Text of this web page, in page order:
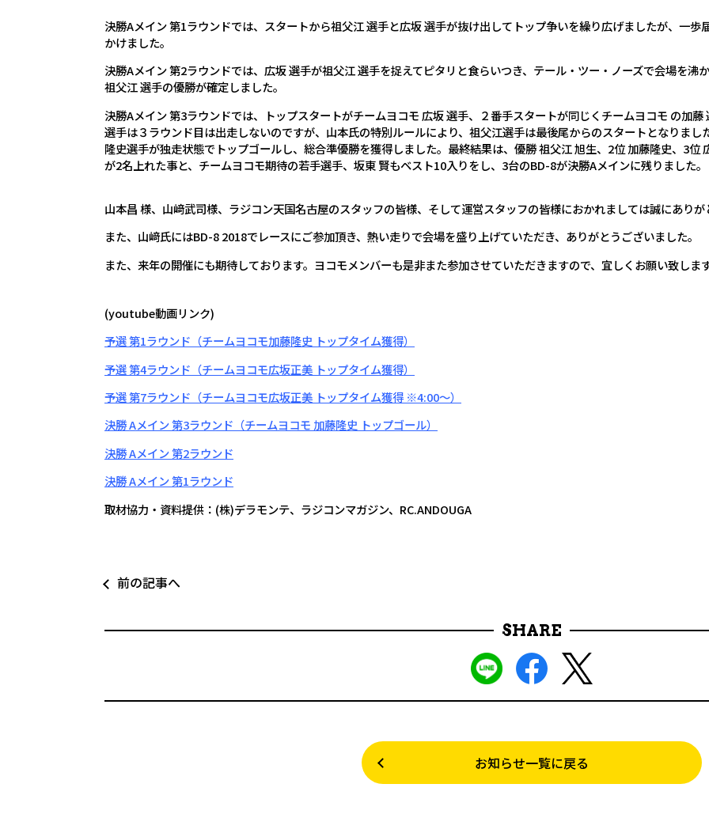
決勝Aメイン 第1ラウンドでは、スタートから祖父江 選手と広坂 選手が抜け出してトップ争いを繰り広げましたが、一
かけました。
決勝Aメイン 第2ラウンドでは、広坂 選手が祖父江 選手を捉えてピタリと食らいつき、テール・ツー・ノーズで会場を沸
祖父江 選手の優勝が確定しました。
決勝Aメイン 第3ラウンドでは、トップスタートがチームヨコモ 広坂 選手、２番手スタートが同じくチームヨコモ の加
選手は３ラウンド目は出走しないのですが、山本氏の特別ルールにより、祖父江選手は最後尾からのスタートとなりま
隆史選手が独走状態でトップゴールし、総合準優勝を獲得しました。最終結果は、優勝 祖父江 旭生、2位 加藤隆史、3位
が2名上れた事と、チームヨコモ期待の若手選手、坂東 賢もベスト10入りをし、3台のBD-8が決勝Aメインに残りました。
山本昌 様、山﨑武司様、ラジコン天国名古屋のスタッフの皆様、そして運営スタッフの皆様におかれましては誠にありが
また、山﨑氏にはBD-8 2018でレースにご参加頂き、熱い走りで会場を盛り上げていただき、ありがとうございました。
また、来年の開催にも期待しております。ヨコモメンバーも是非また参加させていただきますので、宜しくお願い致します
(youtube動画リンク)
予選 第1ラウンド（チームヨコモ加藤隆史 トップタイム獲得）
予選 第4ラウンド（チームヨコモ広坂正美 トップタイム獲得）
予選 第7ラウンド（チームヨコモ広坂正美 トップタイム獲得 ※4:00～）
決勝 Aメイン 第3ラウンド（チームヨコモ 加藤隆史 トップゴール）
決勝 Aメイン 第2ラウンド
決勝 Aメイン 第1ラウンド
取材協力・資料提供：(株)デラモンテ、ラジコンマガジン、RC.ANDOUGA
前の記事へ
SHARE
お知らせ一覧に戻る